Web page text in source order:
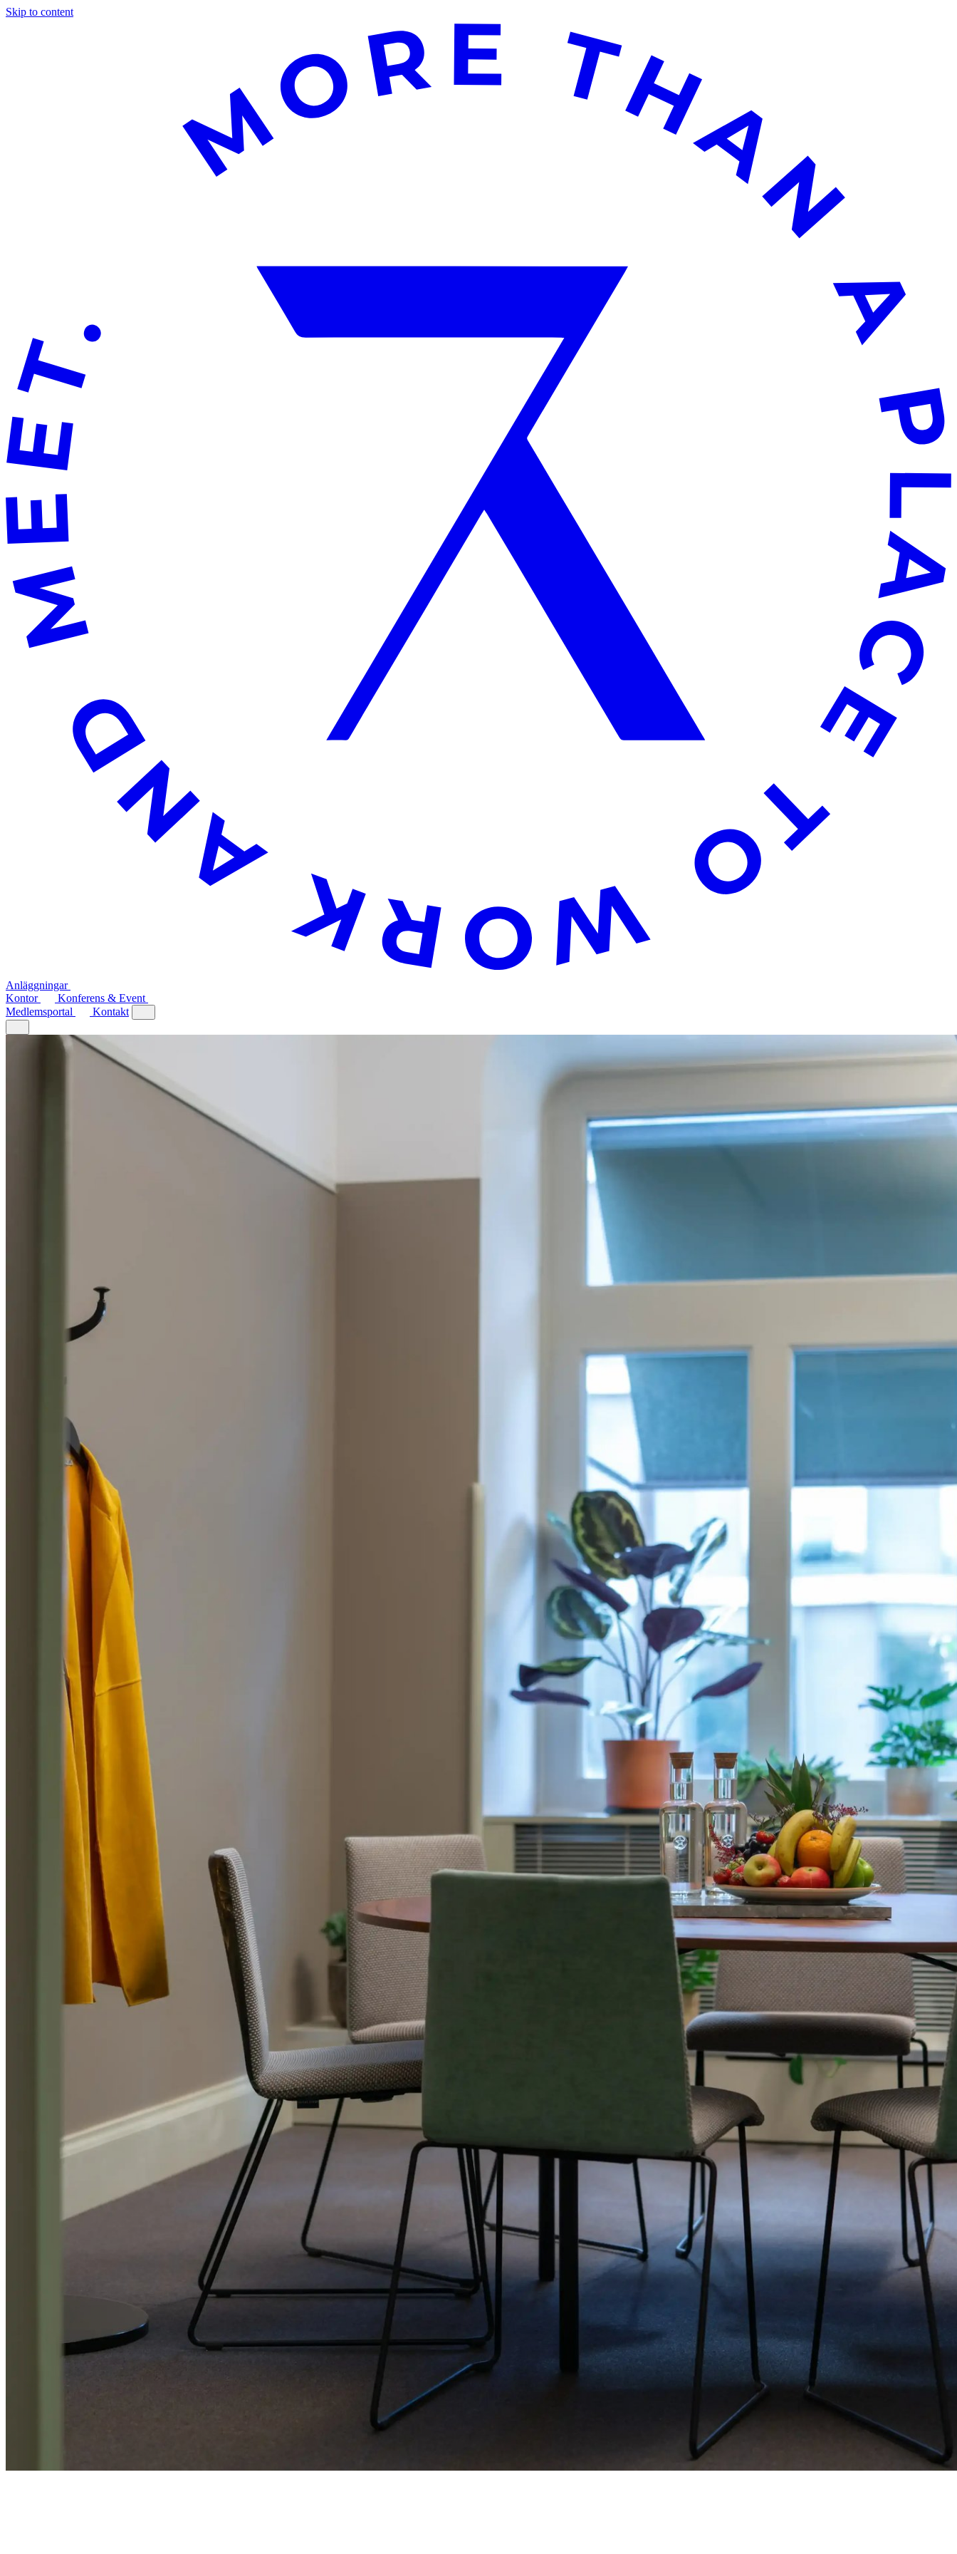
Skip to content
Anläggningar
Kontor
Konferens & Event
Medlemsportal
Kontakt